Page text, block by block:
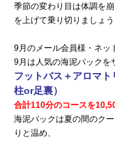
季節の変わり目は体調を
を上げて乗り切りましょう
9月のメール会員様・ネッ
9月は人気の海泥パックを
フットバス＋アロマ
柱or足裏）
合計110分のコースを
海泥パックは夏の間のク
りと温め、